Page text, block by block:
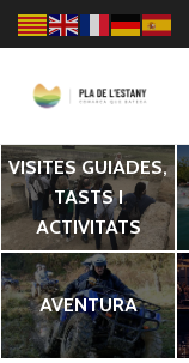
VISITES GUIADES,
TASTS I
ACTIVITATS
AVENTURA